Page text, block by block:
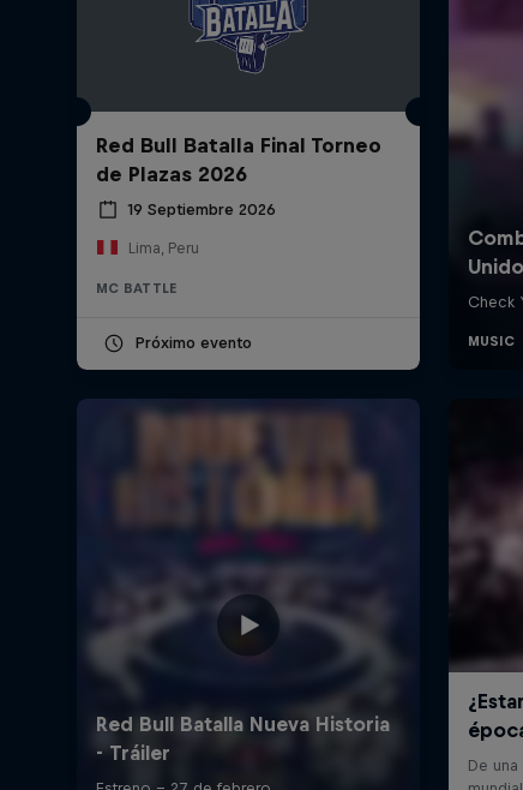
Red Bull Batalla Final Torneo
de Plazas 2026
19 Septiembre 2026
Lima, Peru
MC BATTLE
Próximo evento